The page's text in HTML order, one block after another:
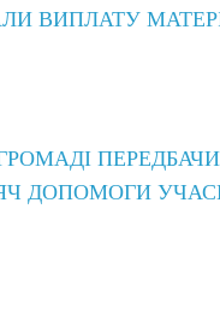
ВИПЛАТУ
ДОПОМОГИ